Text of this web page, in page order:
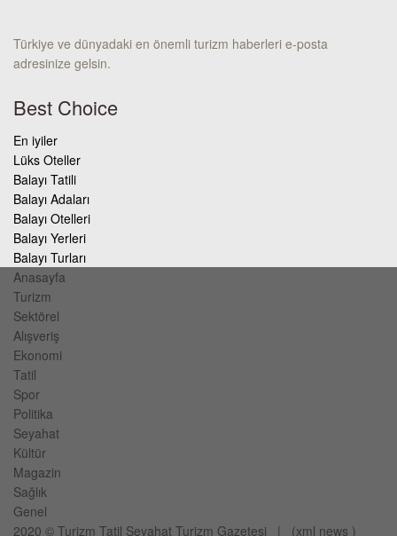
Türkiye ve dünyadaki en önemli turizm haberleri e-posta
adresinize gelsin.
Best Choice
En iyiler
Lüks Oteller
Balayı Tatili
Balayı Adaları
Balayı Otelleri
Balayı Yerleri
Balayı Turları
Anasayfa
Turizm
Sektörel
Alışveriş
Ekonomi
Tatil
Spor
Politika
Seyahat
Kültür
Magazin
Sağlık
Genel
2020 © Turizm Tatil Seyahat Turizm Gazetesi | (xml news )